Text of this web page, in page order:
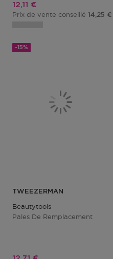
Prix promotionnel
12,11 €
Prix de vente conseillé 14,25 €
-15%
TWEEZERMAN
Beautytools
Pales De Remplacement